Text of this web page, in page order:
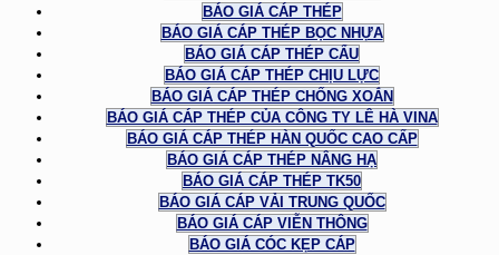
BÁO GIÁ CÁP THÉP
BÁO GIÁ CÁP THÉP BỌC NHỰA
BÁO GIÁ CÁP THÉP CẨU
BÁO GIÁ CÁP THÉP CHỊU LỰC
BÁO GIÁ CÁP THÉP CHỐNG XOẮN
BÁO GIÁ CÁP THÉP CỦA CÔNG TY LÊ HÀ VINA
BÁO GIÁ CÁP THÉP HÀN QUỐC CAO CẤP
BÁO GIÁ CÁP THÉP NÂNG HẠ
BÁO GIÁ CÁP THÉP TK50
BÁO GIÁ CÁP VẢI TRUNG QUỐC
BÁO GIÁ CÁP VIỄN THÔNG
BÁO GIÁ CÓC KẸP CÁP